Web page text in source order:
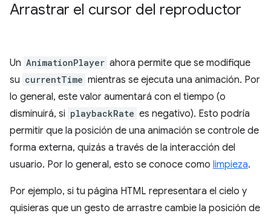
Arrastrar el cursor del reproductor
Un AnimationPlayer ahora permite que se modifique
su currentTime mientras se ejecuta una animación. Por
lo general, este valor aumentará con el tiempo (o
disminuirá, si playbackRate es negativo). Esto podría
permitir que la posición de una animación se controle de
forma externa, quizás a través de la interacción del
usuario. Por lo general, esto se conoce como limpieza.
Por ejemplo, si tu página HTML representara el cielo y
quisieras que un gesto de arrastre cambie la posición de